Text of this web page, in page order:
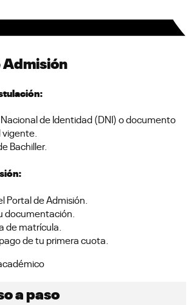
de Identidad (DNI) o documento
Bachiller.
Portal de Admisión.
documentación.
de matrícula.
de tu primera cuota.
a paso